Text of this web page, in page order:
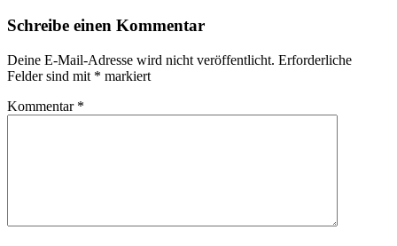
Schreibe einen Kommentar
Deine E-Mail-Adresse wird nicht veröffentlicht. Erforderliche
Felder sind mit * markiert
Kommentar *